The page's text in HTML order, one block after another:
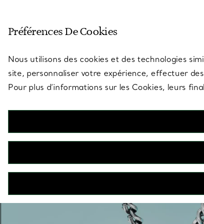
Préférences De Cookies
Nous utilisons des cookies et des technologies
site, personnaliser votre expérience, effectuer
Pour plus d’informations sur les Cookies, leurs